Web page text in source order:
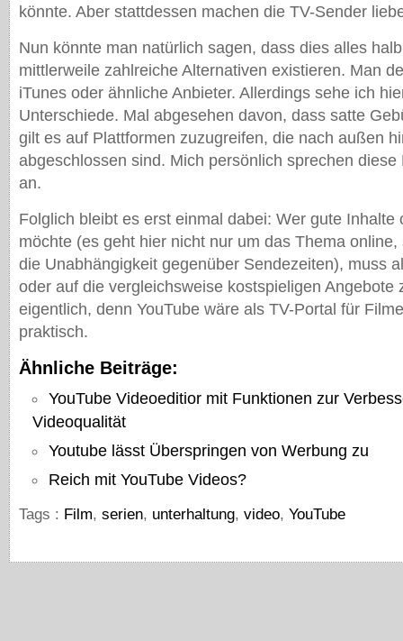
könnte. Aber stattdessen machen die TV-Sender
Nun könnte man natürlich sagen, dass dies alles
mittlerweile zahlreiche Alternativen existieren. Man
iTunes oder ähnliche Anbieter. Allerdings sehe ich
Unterschiede. Mal abgesehen davon, dass satte
gilt es auf Plattformen zuzugreifen, die nach außen
abgeschlossen sind. Mich persönlich sprechen
an.
Folglich bleibt es erst einmal dabei: Wer gute Inhalte
möchte (es geht hier nicht nur um das Thema
die Unabhängigkeit gegenüber Sendezeiten), muss
oder auf die vergleichsweise kostspieligen Angebote
eigentlich, denn YouTube wäre als TV-Portal für
praktisch.
Ähnliche Beiträge:
YouTube Videoeditior mit Funktionen zur
Videoqualität
Youtube lässt Überspringen von Werbung zu
Reich mit YouTube Videos?
Tags : Film, serien, unterhaltung, video, YouTube